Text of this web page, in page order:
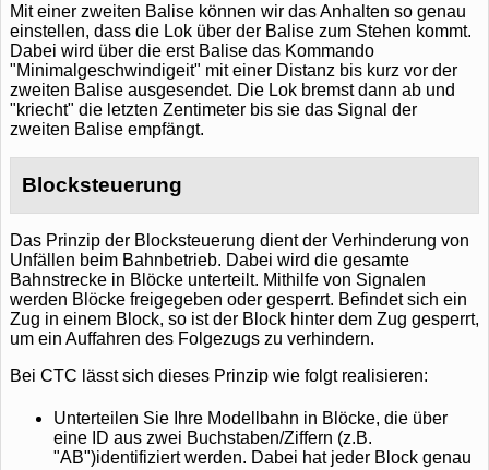
Mit einer zweiten Balise können wir das Anhalten so genau
einstellen, dass die Lok über der Balise zum Stehen kommt.
Dabei wird über die erst Balise das Kommando
"Minimalgeschwindigeit" mit einer Distanz bis kurz vor der
zweiten Balise ausgesendet. Die Lok bremst dann ab und
"kriecht" die letzten Zentimeter bis sie das Signal der
zweiten Balise empfängt.
Blocksteuerung
Das Prinzip der Blocksteuerung dient der Verhinderung von
Unfällen beim Bahnbetrieb. Dabei wird die gesamte
Bahnstrecke in Blöcke unterteilt. Mithilfe von Signalen
werden Blöcke freigegeben oder gesperrt. Befindet sich ein
Zug in einem Block, so ist der Block hinter dem Zug gesperrt,
um ein Auffahren des Folgezugs zu verhindern.
Bei CTC lässt sich dieses Prinzip wie folgt realisieren:
Unterteilen Sie Ihre Modellbahn in Blöcke, die über
eine ID aus zwei Buchstaben/Ziffern (z.B.
"AB")identifiziert werden. Dabei hat jeder Block genau